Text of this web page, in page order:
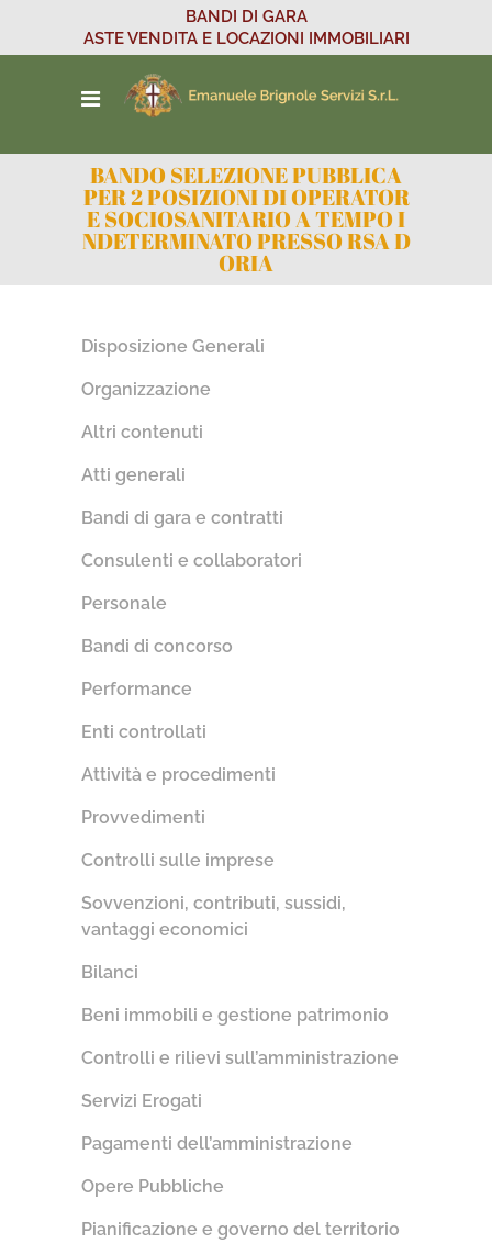
BANDI DI GARA
ASTE VENDITA E LOCAZIONI IMMOBILIARI
BANDO SELEZIONE PUBBLICA
PER 2 POSIZIONI DI OPERATOR
E SOCIOSANITARIO A TEMPO I
NDETERMINATO PRESSO RSA D
ORIA
Disposizione Generali
Organizzazione
Altri contenuti
Atti generali
Bandi di gara e contratti
Consulenti e collaboratori
Personale
Bandi di concorso
Performance
Enti controllati
Attività e procedimenti
Provvedimenti
Controlli sulle imprese
Sovvenzioni, contributi, sussidi,
vantaggi economici
Bilanci
Beni immobili e gestione patrimonio
Controlli e rilievi sull’amministrazione
Servizi Erogati
Pagamenti dell’amministrazione
Opere Pubbliche
Pianificazione e governo del territorio